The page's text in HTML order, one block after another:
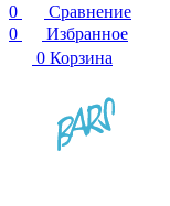
0
Сравнение
0
Избранное
0 Корзина